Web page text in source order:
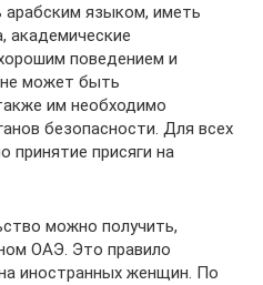
языком, иметь
академические
поведением и
может быть
им необходимо
безопасности. Для всех
принятие присяги на
можно получить,
ОАЭ. Это правило
иностранных женщин. По